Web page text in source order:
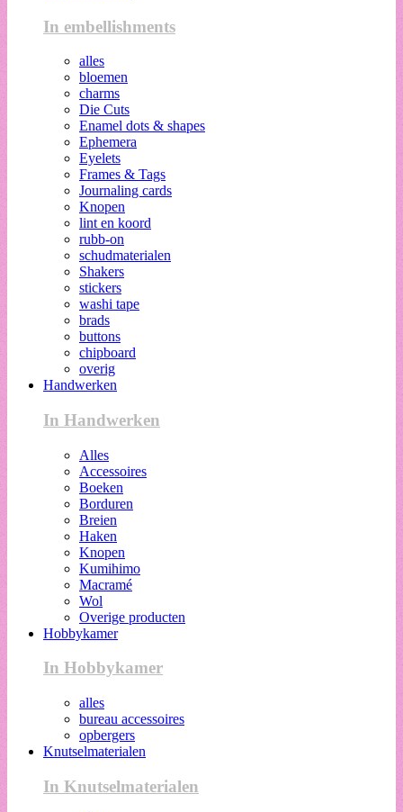
In embellishments
alles
bloemen
charms
Die Cuts
Enamel dots & shapes
Ephemera
Eyelets
Frames & Tags
Journaling cards
Knopen
lint en koord
rubb-on
schudmaterialen
Shakers
stickers
washi tape
brads
buttons
chipboard
overig
Handwerken
In Handwerken
Alles
Accessoires
Boeken
Borduren
Breien
Haken
Knopen
Kumihimo
Macramé
Wol
Overige producten
Hobbykamer
In Hobbykamer
alles
bureau accessoires
opbergers
Knutselmaterialen
In Knutselmaterialen